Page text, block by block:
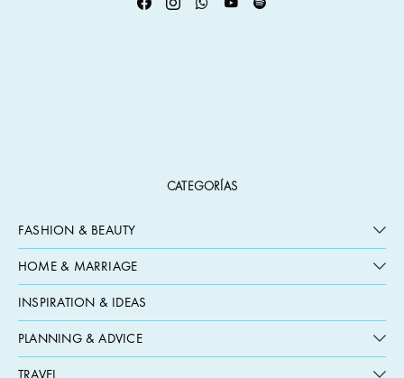
CATEGORÍAS
FASHION & BEAUTY
HOME & MARRIAGE
INSPIRATION & IDEAS
PLANNING & ADVICE
TRAVEL